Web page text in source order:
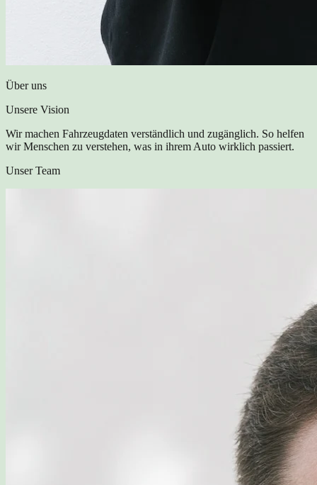
Über uns
Unsere Vision
Wir machen Fahrzeugdaten verständlich und zugänglich. So helfen
wir Menschen zu verstehen, was in ihrem Auto wirklich passiert.
Unser Team